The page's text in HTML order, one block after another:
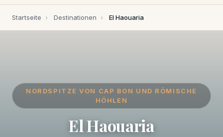
Startseite › Destinationen › El Haouaria
NORDSPITZE VON CAP BON UND RÖMISCHE
HÖHLEN
El Haouaria